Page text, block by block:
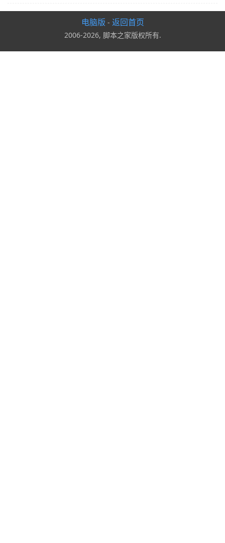
电脑版 - 返回首页
2006-2026, 脚本之家版权所有.